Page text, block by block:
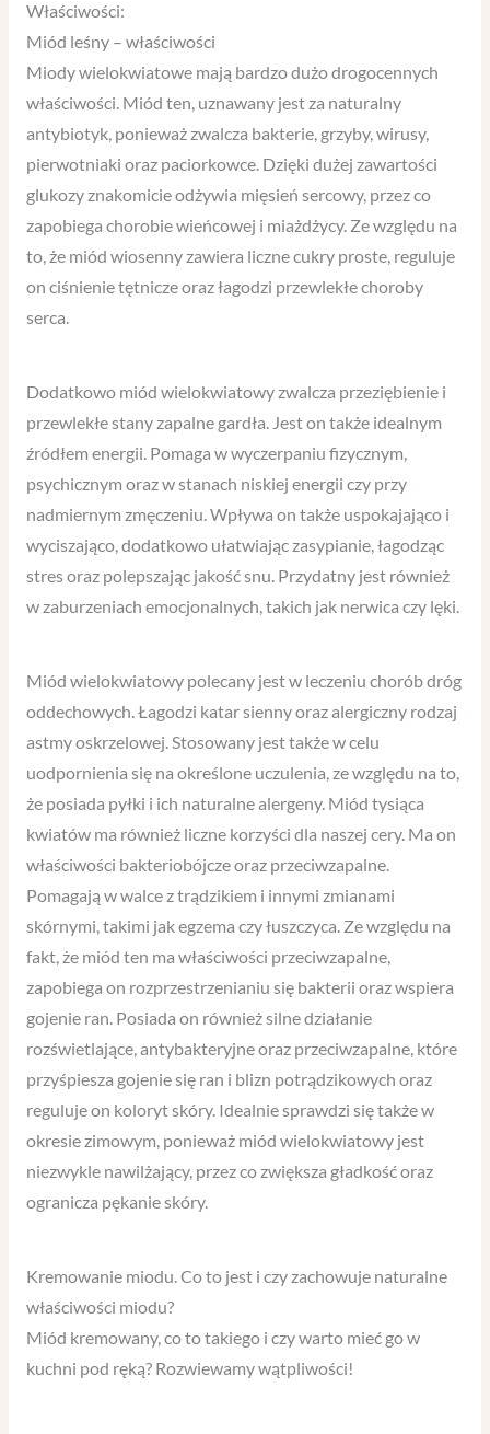
Właściwości:
Miód leśny – właściwości
Miody wielokwiatowe mają bardzo dużo drogocennych
właściwości. Miód ten, uznawany jest za naturalny
antybiotyk, ponieważ zwalcza bakterie, grzyby, wirusy,
pierwotniaki oraz paciorkowce. Dzięki dużej zawartości
glukozy znakomicie odżywia mięsień sercowy, przez co
zapobiega chorobie wieńcowej i miażdżycy. Ze względu na
to, że miód wiosenny zawiera liczne cukry proste, reguluje
on ciśnienie tętnicze oraz łagodzi przewlekłe choroby
serca.
Dodatkowo miód wielokwiatowy zwalcza przeziębienie i
przewlekłe stany zapalne gardła. Jest on także idealnym
źródłem energii. Pomaga w wyczerpaniu fizycznym,
psychicznym oraz w stanach niskiej energii czy przy
nadmiernym zmęczeniu. Wpływa on także uspokajająco i
wyciszająco, dodatkowo ułatwiając zasypianie, łagodząc
stres oraz polepszając jakość snu. Przydatny jest również
w zaburzeniach emocjonalnych, takich jak nerwica czy lęki.
Miód wielokwiatowy polecany jest w leczeniu chorób dróg
oddechowych. Łagodzi katar sienny oraz alergiczny rodzaj
astmy oskrzelowej. Stosowany jest także w celu
uodpornienia się na określone uczulenia, ze względu na to,
że posiada pyłki i ich naturalne alergeny. Miód tysiąca
kwiatów ma również liczne korzyści dla naszej cery. Ma on
właściwości bakteriobójcze oraz przeciwzapalne.
Pomagają w walce z trądzikiem i innymi zmianami
skórnymi, takimi jak egzema czy łuszczyca. Ze względu na
fakt, że miód ten ma właściwości przeciwzapalne,
zapobiega on rozprzestrzenianiu się bakterii oraz wspiera
gojenie ran. Posiada on również silne działanie
rozświetlające, antybakteryjne oraz przeciwzapalne, które
przyśpiesza gojenie się ran i blizn potrądzikowych oraz
reguluje on koloryt skóry. Idealnie sprawdzi się także w
okresie zimowym, ponieważ miód wielokwiatowy jest
niezwykle nawilżający, przez co zwiększa gładkość oraz
ogranicza pękanie skóry.
Kremowanie miodu. Co to jest i czy zachowuje naturalne
właściwości miodu?
Miód kremowany, co to takiego i czy warto mieć go w
kuchni pod ręką? Rozwiewamy wątpliwości!